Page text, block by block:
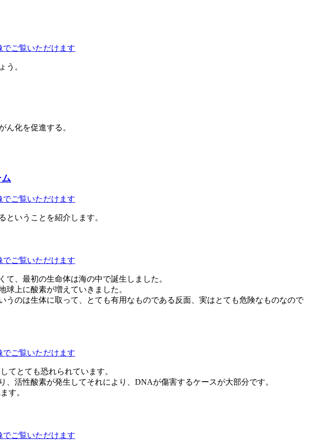
う。
ん化を促進する。
いうことを紹介します。
、最初の生命体は海の中で誕生しました。
上に酸素が増えていきました。
のは生体に取って、とても有用なものである反面、実はとても危険なものなので
てとても恐れられています。
活性酸素が発生してそれにより、DNAが傷害するケースが大部分です。
す。